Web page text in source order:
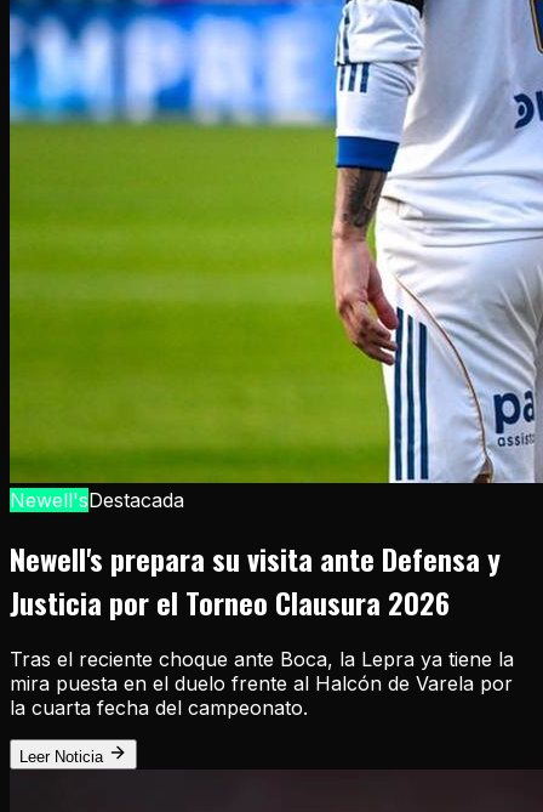
Newell'sDestacada
Newell's prepara su visita ante Defensa y
Justicia por el Torneo Clausura 2026
Tras el reciente choque ante Boca, la Lepra ya tiene la
mira puesta en el duelo frente al Halcón de Varela por
la cuarta fecha del campeonato.
Leer Noticia